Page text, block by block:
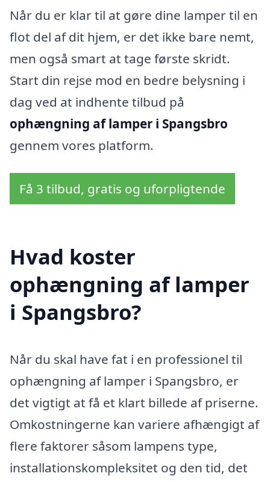
Når du er klar til at gøre dine lamper til en
flot del af dit hjem, er det ikke bare nemt,
men også smart at tage første skridt.
Start din rejse mod en bedre belysning i
dag ved at indhente tilbud på
ophængning af lamper i Spangsbro
gennem vores platform.
Få 3 tilbud, gratis og uforpligtende
Hvad koster
ophængning af lamper
i Spangsbro?
Når du skal have fat i en professionel til
ophængning af lamper i Spangsbro, er
det vigtigt at få et klart billede af priserne.
Omkostningerne kan variere afhængigt af
flere faktorer såsom lampens type,
installationskompleksitet og den tid, det